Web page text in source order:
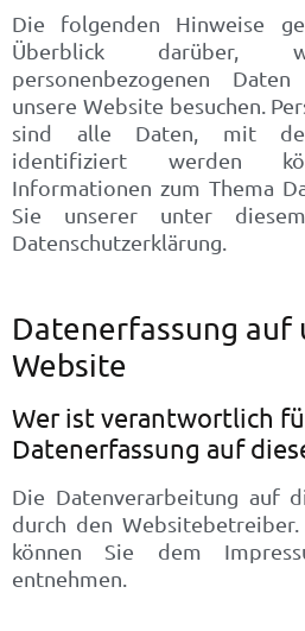
Die folgenden Hinweise
Überblick
personenbezogenen
unsere Website besuchen.
sind alle Daten, mit
identifiziert werden
Informationen zum Thema
Sie unserer unter
Datenschutzerklärung.
Datenerfassung auf
Website
Wer ist verantwortlich
Datenerfassung auf
Die Datenverarbeitung auf
durch den
können Sie dem
entnehmen.